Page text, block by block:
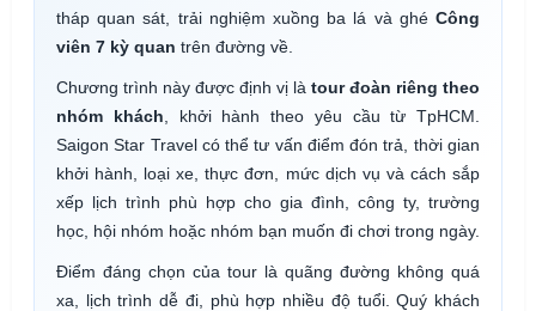
tháp quan sát, trải nghiệm xuồng ba lá và ghé Công
viên 7 kỳ quan trên đường về.
Chương trình này được định vị là tour đoàn riêng theo
nhóm khách , khởi hành theo yêu cầu từ TpHCM.
Saigon Star Travel có thể tư vấn điểm đón trả, thời gian
khởi hành, loại xe, thực đơn, mức dịch vụ và cách sắp
xếp lịch trình phù hợp cho gia đình, công ty, trường
học, hội nhóm hoặc nhóm bạn muốn đi chơi trong ngày.
Điểm đáng chọn của tour là quãng đường không quá
xa, lịch trình dễ đi, phù hợp nhiều độ tuổi. Quý khách